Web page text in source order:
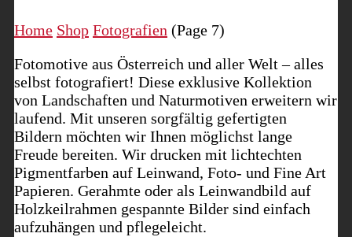
Home Shop Fotografien (Page 7)
Fotomotive aus Österreich und aller Welt – alles
selbst fotografiert! Diese exklusive Kollektion
von Landschaften und Naturmotiven erweitern wir
laufend. Mit unseren sorgfältig gefertigten
Bildern möchten wir Ihnen möglichst lange
Freude bereiten. Wir drucken mit lichtechten
Pigmentfarben auf Leinwand, Foto- und Fine Art
Papieren. Gerahmte oder als Leinwandbild auf
Holzkeilrahmen gespannte Bilder sind einfach
aufzuhängen und pflegeleicht.